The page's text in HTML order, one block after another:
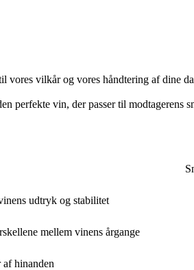
vores vilkår og vores håndtering af dine
perfekte vin, der passer til modtagerens
udtryk og stabilitet
mellem vinens årgange
hinanden